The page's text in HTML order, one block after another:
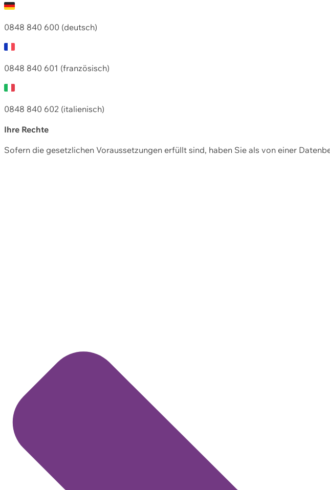
0848 840 600 (deutsch)
0848 840 601 (französisch)
0848 840 602 (italienisch)
Ihre Rechte
Sofern die gesetzlichen Voraussetzungen erfüllt sind, haben Sie als von einer